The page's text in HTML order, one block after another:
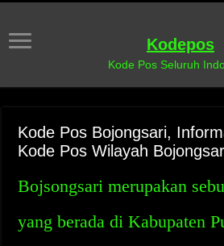
Kodepos
Kode Pos Seluruh
Kode Pos Bojongsari,
Kode Pos Wilayah
Bojsongsari merupakan
yang berada di Kabupaten